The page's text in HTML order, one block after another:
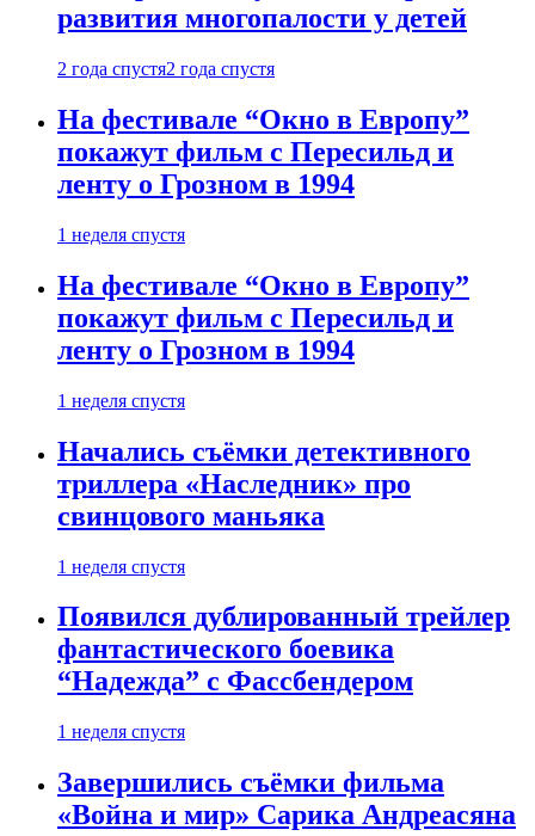
развития многопалости у детей
2 года спустя2 года спустя
На фестивале “Окно в Европу”
покажут фильм с Пересильд и
ленту о Грозном в 1994
1 неделя спустя
На фестивале “Окно в Европу”
покажут фильм с Пересильд и
ленту о Грозном в 1994
1 неделя спустя
Начались съёмки детективного
триллера «Наследник» про
свинцового маньяка
1 неделя спустя
Появился дублированный трейлер
фантастического боевика
“Надежда” с Фассбендером
1 неделя спустя
Завершились съёмки фильма
«Война и мир» Сарика Андреасяна